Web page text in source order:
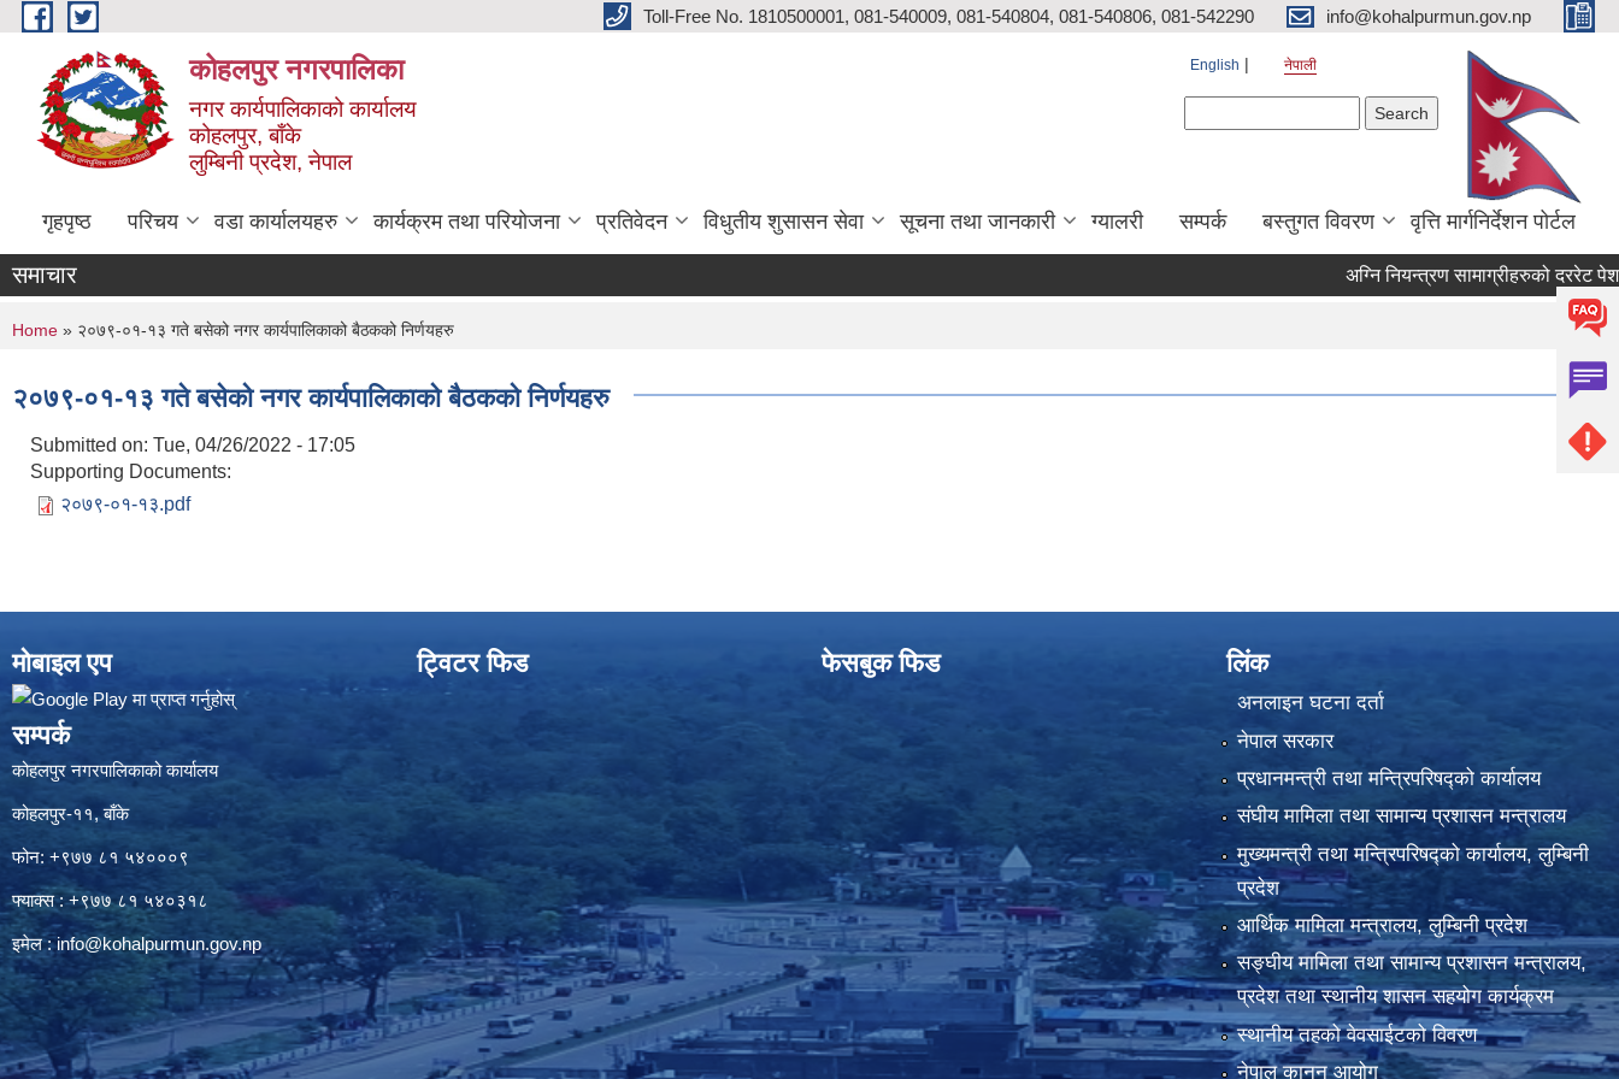
Skip to main content Toll-Free No. 1810500001, 081-540009, 081-540804, 081-540806, 081-542290 info@kohalpurmun.gov.np
कोहलपुर नगरपालिका
नगर कार्यपालिकाको कार्यालय
कोहलपुर, बाँके
लुम्बिनी प्रदेश, नेपाल
English नेपाली
गृहपृष्ठ परिचय वडा कार्यालयहरु कार्यक्रम तथा परियोजना प्रतिवेदन विधुतीय शुसासन सेवा सूचना तथा जानकारी ग्यालरी सम्पर्क बस्तुगत विवरण वृत्ति मार्गनिर्देशन पोर्टल
समाचार
You are here
Home » २०७९-०१-१३ गते बसेको नगर कार्यपालिकाको बैठकको निर्णयहरु
२०७९-०१-१३ गते बसेको नगर कार्यपालिकाको बैठकको निर्णयहरु
Submitted on: Tue, 04/26/2022 - 17:05
Supporting Documents:
२०७९-०१-१३.pdf
मोबाइल एप
सम्पर्क
कोहलपुर नगरपालिकाको कार्यालय
कोहलपुर-११, बाँके
फोन: +९७७ ८१ ५४०००९
फ्याक्स : +९७७ ८१ ५४०३१८
इमेल :info@kohalpurmun.gov.np
ट्विटर फिड फेसबुक फिड लिंक
अनलाइन घटना दर्ता
नेपाल सरकार
प्रधानमन्त्री तथा मन्त्रिपरिषद्को कार्यालय
संघीय मामिला तथा सामान्य प्रशासन मन्त्रालय
मुख्यमन्त्री तथा मन्त्रिपरिषद्को कार्यालय, लुम्बिनी
प्रदेश
आर्थिक मामिला मन्त्रालय, लुम्बिनी प्रदेश
सङ्घीय मामिला तथा सामान्य प्रशासन मन्त्रालय,
प्रदेश तथा स्थानीय शासन सहयोग कार्यक्रम
स्थानीय तहको वेवसाईटको विवरण
नेपाल कानुन आयोग